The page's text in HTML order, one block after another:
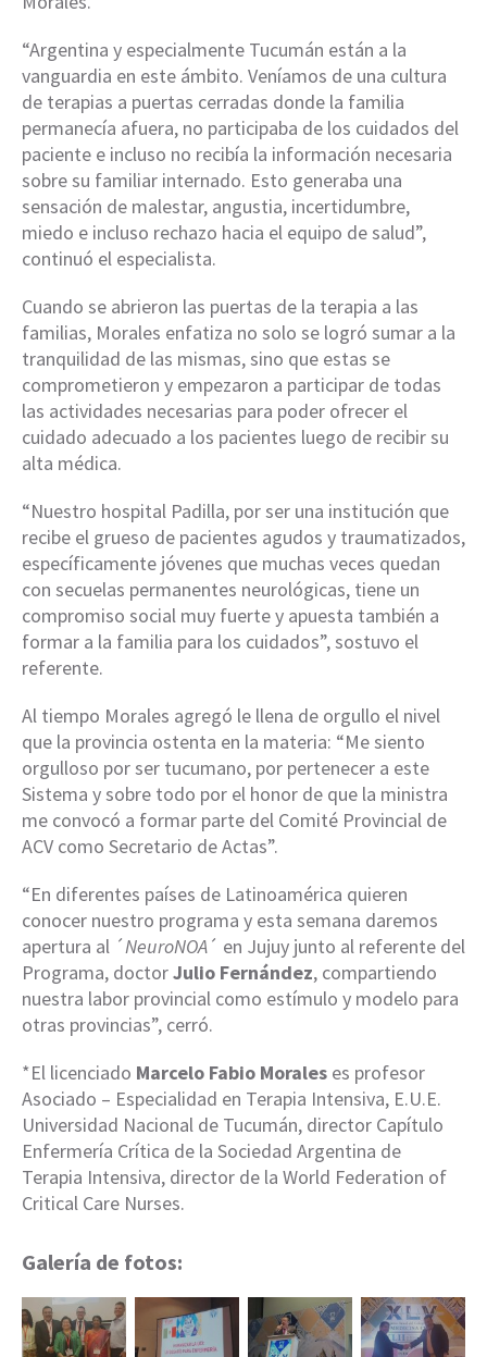
“Argentina y especialmente Tucumán están a la
vanguardia en este ámbito. Veníamos de una cultura
de terapias a puertas cerradas donde la familia
permanecía afuera, no participaba de los cuidados del
paciente e incluso no recibía la información necesaria
sobre su familiar internado. Esto generaba una
sensación de malestar, angustia, incertidumbre,
miedo e incluso rechazo hacia el equipo de salud”,
continuó el especialista.
Cuando se abrieron las puertas de la terapia a las
familias, Morales enfatiza no solo se logró sumar a la
tranquilidad de las mismas, sino que estas se
comprometieron y empezaron a participar de todas
las actividades necesarias para poder ofrecer el
cuidado adecuado a los pacientes luego de recibir su
alta médica.
“Nuestro hospital Padilla, por ser una institución que
recibe el grueso de pacientes agudos y traumatizados,
específicamente jóvenes que muchas veces quedan
con secuelas permanentes neurológicas, tiene un
compromiso social muy fuerte y apuesta también a
formar a la familia para los cuidados”, sostuvo el
referente.
Al tiempo Morales agregó le llena de orgullo el nivel
que la provincia ostenta en la materia: “Me siento
orgulloso por ser tucumano, por pertenecer a este
Sistema y sobre todo por el honor de que la ministra
me convocó a formar parte del Comité Provincial de
ACV como Secretario de Actas”.
“En diferentes países de Latinoamérica quieren
conocer nuestro programa y esta semana daremos
apertura al ´NeuroNOA´ en Jujuy junto al referente del
Programa, doctorJulio Fernández, compartiendo
nuestra labor provincial como estímulo y modelo para
otras provincias”, cerró.
*El licenciado Marcelo Fabio Morales es profesor
Asociado – Especialidad en Terapia Intensiva, E.U.E.
Universidad Nacional de Tucumán, director Capítulo
Enfermería Crítica de la Sociedad Argentina de
Terapia Intensiva, director de la World Federation of
Critical Care Nurses.
Galería de fotos: